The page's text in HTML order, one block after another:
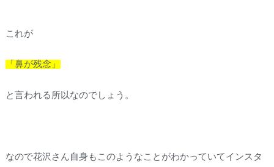
これが
「鼻が残念」
と言われる所以なのでしょう。
なので花沢さん自身もこのようなことがわかっていてインスタ